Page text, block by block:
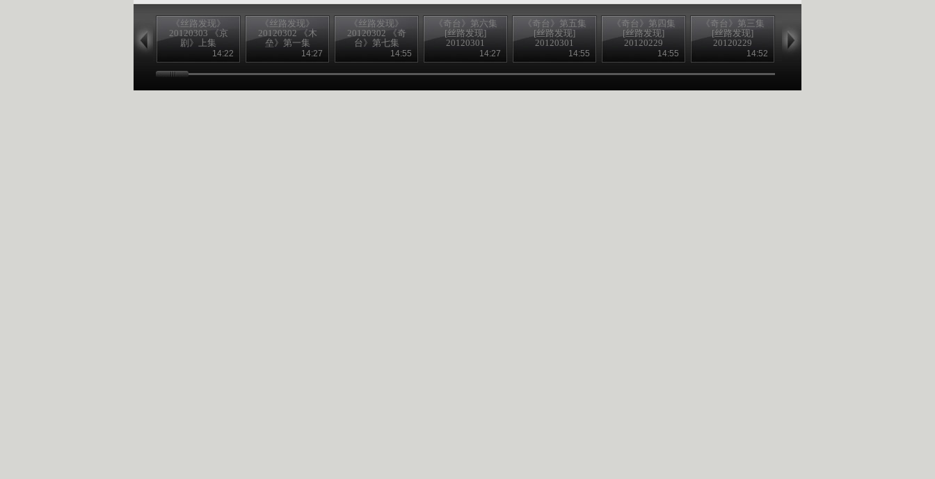
《丝路发现》
20120303 《京
剧》上集
14:22
《丝路发现》
20120302 《木
垒》第一集
14:27
《丝路发现》
20120302 《奇
台》第七集
14:55
《奇台》第六集
[丝路发现]
20120301
14:27
《奇台》第五集
[丝路发现]
20120301
14:55
《奇台》第四集
[丝路发现]
20120229
14:55
《奇台》第三集
[丝路发现]
20120229
14:52